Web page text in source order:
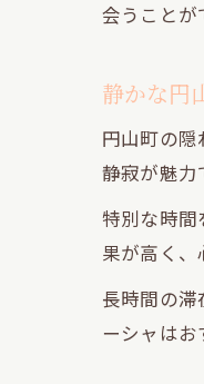
会うことが
静かな円
円山町の
静寂が魅力
特別な時間
果が高く、
長時間の
ーシャはお